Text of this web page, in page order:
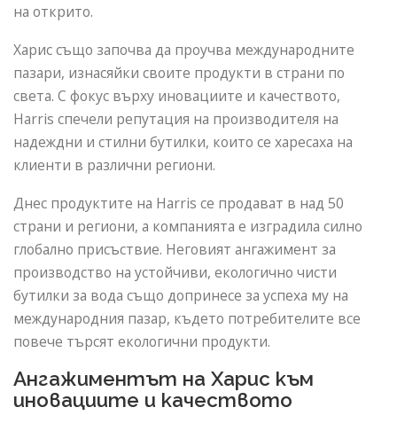
на открито.
Харис също започва да проучва международните
пазари, изнасяйки своите продукти в страни по
света. С фокус върху иновациите и качеството,
Harris спечели репутация на производителя на
надеждни и стилни бутилки, които се харесаха на
клиенти в различни региони.
Днес продуктите на Harris се продават в над 50
страни и региони, а компанията е изградила силно
глобално присъствие. Неговият ангажимент за
производство на устойчиви, екологично чисти
бутилки за вода също допринесе за успеха му на
международния пазар, където потребителите все
повече търсят екологични продукти.
Ангажиментът на Харис към
иновациите и качеството